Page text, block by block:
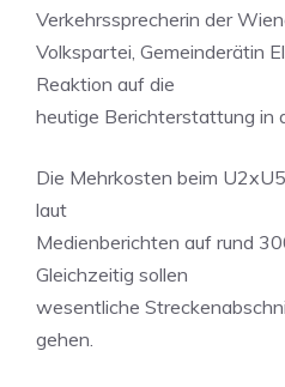
Verkehrssprecherin der
Volkspartei, Gemeinderätin
Reaktion auf die
heutige Berichterstattung in
Die Mehrkosten beim
laut
Medienberichten auf rund
Gleichzeitig sollen
wesentliche
gehen.